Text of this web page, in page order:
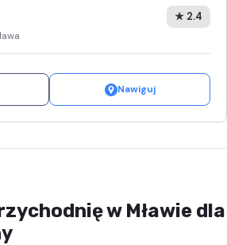
★ 2.4
Nawiguj
w Mławie dla